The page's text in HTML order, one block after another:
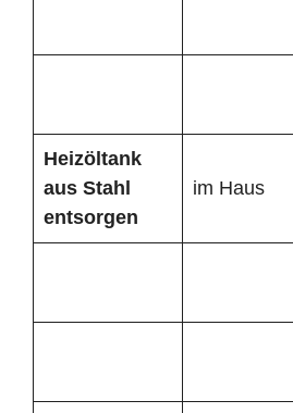
Heizöltank
aus Stahl
entsorgen
im Haus